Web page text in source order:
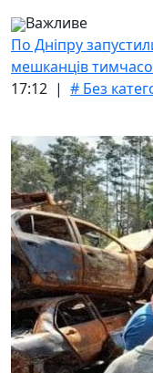
Важливе
По Дніпру
мешканців
17:12 | # Без